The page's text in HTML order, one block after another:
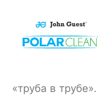
«труба в трубе».